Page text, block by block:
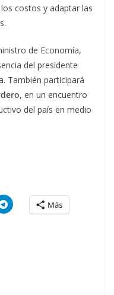
costos y adaptar las
de Economía,
del presidente
También participará
, en un encuentro
del país en medio
Más